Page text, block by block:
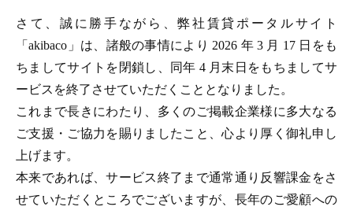
さて、誠に勝手ながら、弊社賃貸ポータルサイト
「akibaco」は、諸般の事情により 2026 年 3 月 17 日をも
ちましてサイトを閉鎖し、同年 4 月末日をもちましてサ
ービスを終了させていただくこととなりました。
これまで長きにわたり、多くのご掲載企業様に多大なる
ご支援・ご協力を賜りましたこと、心より厚く御礼申し
上げます。
本来であれば、サービス終了まで通常通り反響課金をさ
せていただくところでございますが、長年のご愛顧への